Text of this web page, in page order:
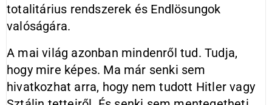
totalitárius rendszerek és Endlösungok
valóságára.
A mai világ azonban mindenről tud. Tudja,
hogy mire képes. Ma már senki sem
hivatkozhat arra, hogy nem tudott Hitler vagy